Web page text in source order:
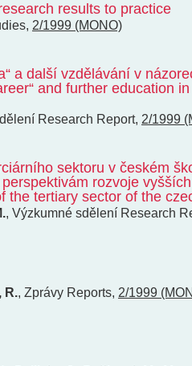
results to practice
, 2/1999 (MONO)
a další vzdělávání v
and further education
Research Report, 2/1999
sektoru v českém
rozvoje
the tertiary sector of the
, Výzkumné sdělení Research
R., Zprávy Reports, 2/1999